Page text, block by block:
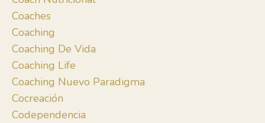
Coaches
Coaching
Coaching De Vida
Coaching Life
Coaching Nuevo Paradigma
Cocreación
Codependencia